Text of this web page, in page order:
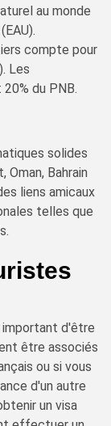
au monde
compte pour
Les
du PNB.
solides
Bahrain
liens amicaux
telles que
important d'être
être associés
ou si vous
d'un autre
un visa